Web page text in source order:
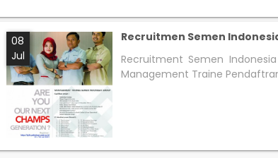
08
Jul
Recruitmen Semen
Recruitment Semen
Management Traine